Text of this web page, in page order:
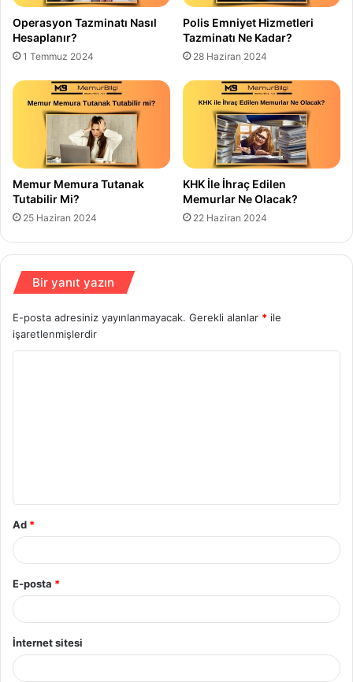
Operasyon Tazminatı Nasıl
Hesaplanır?
1 Temmuz 2024
Polis Emniyet Hizmetleri
Tazminatı Ne Kadar?
28 Haziran 2024
Memur Memura Tutanak
Tutabilir Mi?
25 Haziran 2024
KHK İle İhraç Edilen
Memurlar Ne Olacak?
22 Haziran 2024
Bir yanıt yazın
E-posta adresiniz yayınlanmayacak. Gerekli alanlar * ile
işaretlenmişlerdir
Ad *
E-posta *
İnternet sitesi